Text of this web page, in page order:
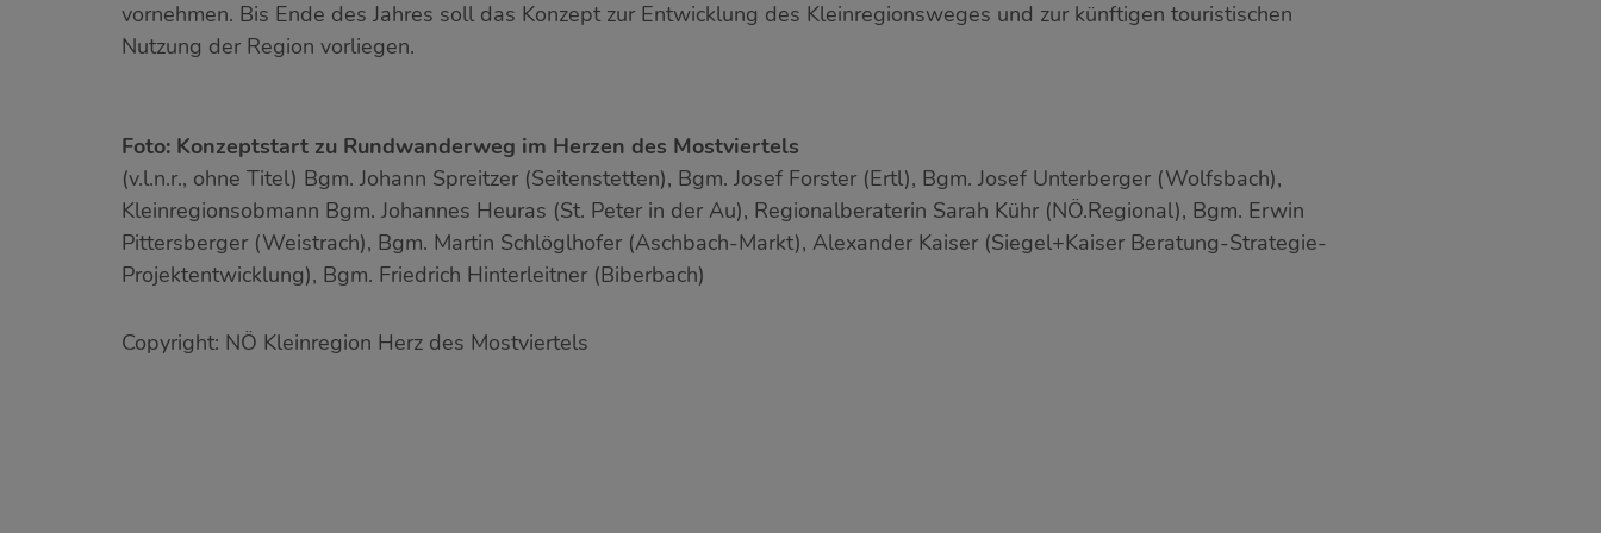
vornehmen. Bis Ende des Jahres soll das Konzept zur Entwicklung des Kleinregionsweges und zur künftigen touristischen
Nutzung der Region vorliegen.
Foto: Konzeptstart zu Rundwanderweg im Herzen des Mostviertels
(v.l.n.r., ohne Titel) Bgm. Johann Spreitzer (Seitenstetten), Bgm. Josef Forster (Ertl), Bgm. Josef Unterberger (Wolfsbach),
Kleinregionsobmann Bgm. Johannes Heuras (St. Peter in der Au), Regionalberaterin Sarah Kühr (NÖ.Regional), Bgm. Erwin
Pittersberger (Weistrach), Bgm. Martin Schlöglhofer (Aschbach-Markt), Alexander Kaiser (Siegel+Kaiser Beratung-Strategie-
Projektentwicklung), Bgm. Friedrich Hinterleitner (Biberbach)
Copyright: NÖ Kleinregion Herz des Mostviertels